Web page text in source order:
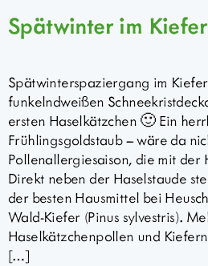
Spätwinter im
Spätwinterspaziergang im
funkelndweißen
ersten Haselkätzchen 🙂 Ein
Frühlingsgoldstaub – wäre da
Pollenallergiesaison, die mit der
Direkt neben der Haselstaude
der besten Hausmittel bei
Wald-Kiefer (Pinus sylvestris).
Haselkätzchenpollen und
[…]